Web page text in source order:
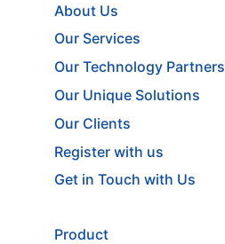
About Us
Our Services
Our Technology Partners
Our Unique Solutions
Our Clients
Register with us
Get in Touch with Us
Product